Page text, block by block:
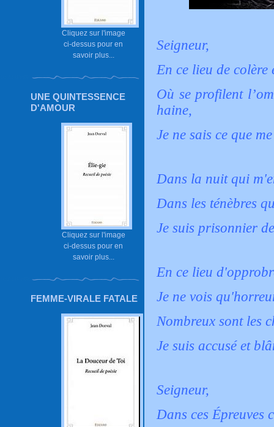
Cliquez sur l'image
ci-dessus pour en
savoir plus...
UNE QUINTESSENCE
D'AMOUR
Cliquez sur l'image
ci-dessus pour en
savoir plus...
FEMME-VIRALE FATALE
Seigneur,
En ce lieu de colère
Où se profilent
haine,
Je ne sais ce que
Dans la nuit qui
Dans les ténèbres
Je suis prisonnier
En ce lieu
Je ne vois
Nombreux sont les
Je suis accusé et
Seigneur,
Dans ces Épreuves